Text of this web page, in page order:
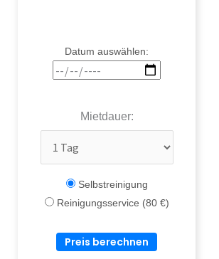
Datum auswählen:
Mietdauer:
Selbstreinigung
Reinigungsservice (80 €)
Preis berechnen